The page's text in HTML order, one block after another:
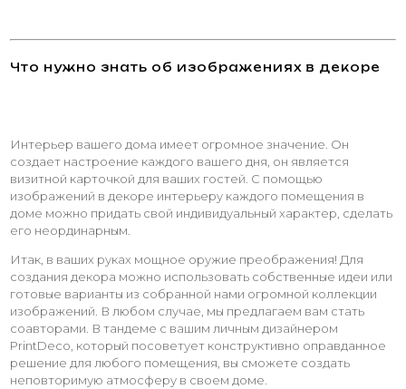
Что нужно знать об изображениях в декоре
Интерьер вашего дома имеет огромное значение. Он
создает настроение каждого вашего дня, он является
визитной карточкой для ваших гостей. С помощью
изображений в декоре интерьеру каждого помещения в
доме можно придать свой индивидуальный характер, сделать
его неординарным.
Итак, в ваших руках мощное оружие преображения! Для
создания декора можно использовать собственные идеи или
готовые варианты из собранной нами огромной коллекции
изображений. В любом случае, мы предлагаем вам стать
соавторами. В тандеме с вашим личным дизайнером
PrintDeco, который посоветует конструктивно оправданное
решение для любого помещения, вы сможете создать
неповторимую атмосферу в своем доме.